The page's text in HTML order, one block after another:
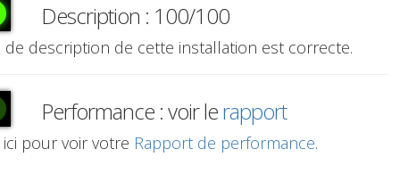
Description : 100/100
de description de cette installation est correcte.
Performance : voir lerapport
ici pour voir votre Rapport de performance.